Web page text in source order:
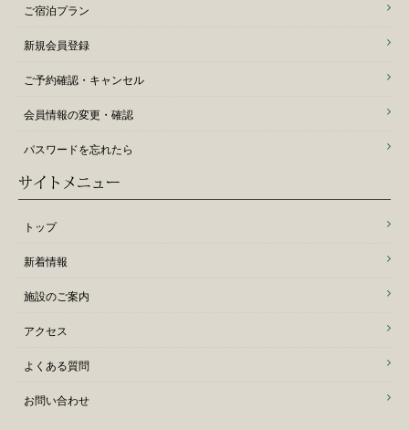
ご宿泊プラン
新規会員登録
ご予約確認・キャンセル
会員情報の変更・確認
パスワードを忘れたら
サイトメニュー
トップ
新着情報
施設のご案内
アクセス
よくある質問
お問い合わせ